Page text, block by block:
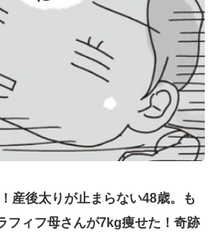
産後太りが止まらない48歳。も
フィフ母さんが7kg痩せた！奇跡